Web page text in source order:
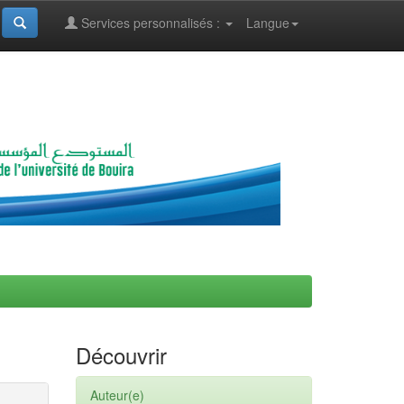
Langue
Services personnalisés :
Découvrir
Auteur(e)